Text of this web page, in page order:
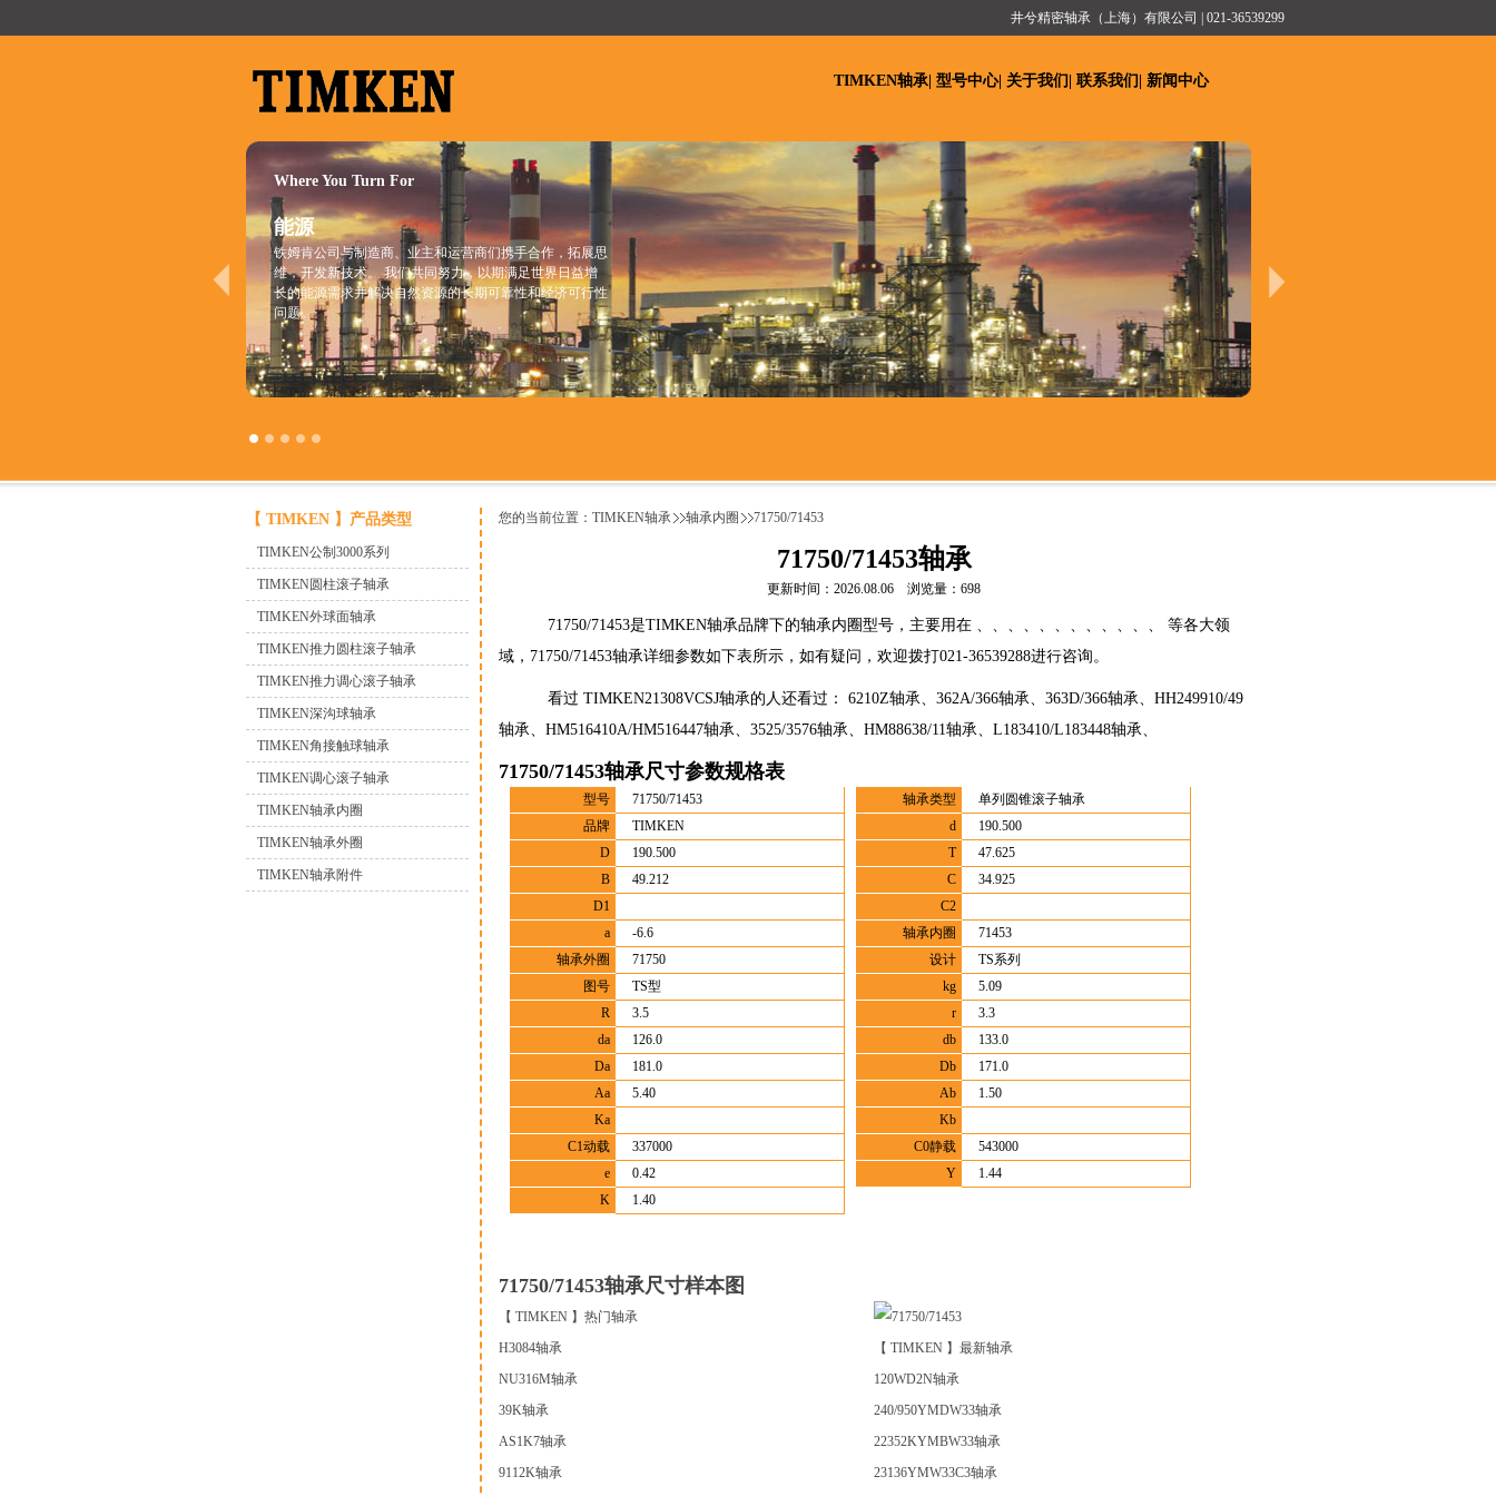
井兮精密轴承（上海）有限公司 | 021-36539299
TIMKEN轴承| 型号中心| 关于我们 联系我们 新闻中心
Where You Turn For
能源
铁姆肯公司与制造商、业主和运营商们携手合作，拓展思
维，开发新技术。 我们共同努力，以期满足世界日益增
长的能源需求并解决自然资源的长期可靠性和经济可行性
问题。
【 TIMKEN 】产品类型
TIMKEN公制3000系列
TIMKEN圆柱滚子轴承
TIMKEN外球面轴承
TIMKEN推力圆柱滚子轴承
TIMKEN推力调心滚子轴承
TIMKEN深沟球轴承
TIMKEN角接触球轴承
TIMKEN调心滚子轴承
TIMKEN轴承内圈
TIMKEN轴承外圈
TIMKEN轴承附件
您的当前位置： TIMKEN轴承 轴承内圈 71750/71453
71750/71453轴承
更新时间：2026.08.06 浏览量：698
71750/71453是TIMKEN轴承品牌下的轴承内圈型号，主要用在 、、、、、、、、、、、、 等各大领
域，71750/71453轴承详细参数如下表所示，如有疑问，欢迎拨打021-36539288进行咨询。
看过 TIMKEN21308VCSJ轴承的人还看过： 6210Z轴承、362A/366轴承、363D/366轴承、HH249910/49
轴承、HM516410A/HM516447轴承、3525/3576轴承、HM88638/11轴承、L183410/L183448轴承、
71750/71453轴承尺寸参数规格表
型号 71750/71453 轴承类型
单列圆锥滚子轴承
品牌
TIMKEN d
190.500
D
190.500 T
47.625
B
49.212 C
34.925
D1
C2
a
-6.6 轴承内圈
71453
轴承外圈
71750 设计
TS系列
图号
TS型 kg
5.09
R
3.5 r
3.3
da
126.0 db
133.0
Da
181.0 Db
171.0
Aa
5.40 Ab
1.50
Ka
Kb
C1动载
337000 C0静载
543000
e
0.42 Y
1.44
K
1.40
71750/71453轴承尺寸样本图
【 TIMKEN 】热门轴承
H3084轴承
NU316M轴承
39K轴承
AS1K7轴承
9112K轴承
【 TIMKEN 】最新轴承
120WD2N轴承
240/950YMDW33轴承
22352KYMBW33轴承
23136YMW33C3轴承